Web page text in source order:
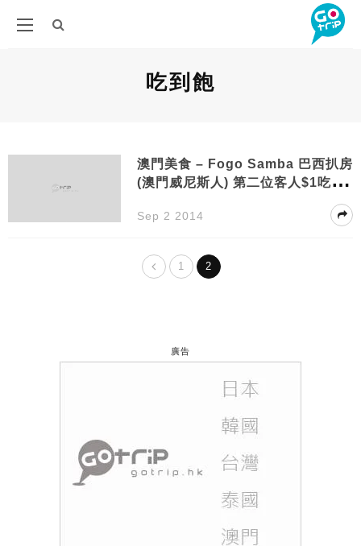
吃到飽
澳門美食 – Fogo Samba 巴西扒房
(澳門威尼斯人) 第二位客人$1吃到
Sep 2 2014
1 2
廣告